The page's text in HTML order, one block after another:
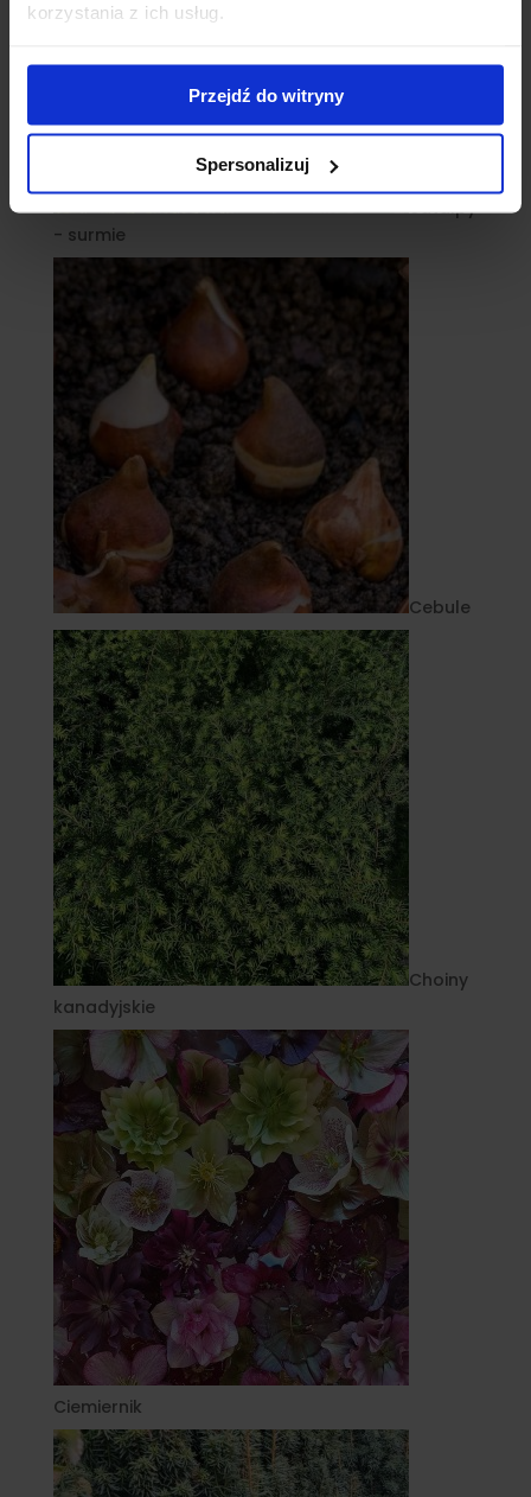
korzystania z ich usług.
Przejdź do witryny
Spersonalizuj
catalpy
- surmie
Cebule
Choiny
kanadyjskie
Ciemiernik